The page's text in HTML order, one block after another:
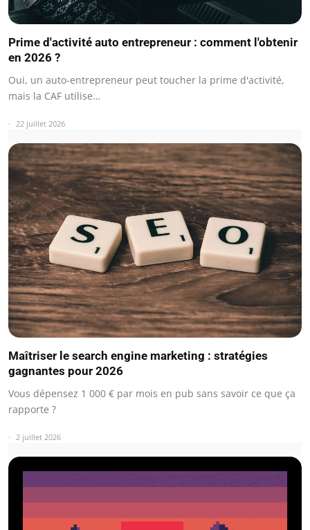
Prime d'activité auto entrepreneur : comment l'obtenir
en 2026 ?
Oui, un auto-entrepreneur peut toucher la prime d'activité,
mais la CAF utilise…
22 juillet 2026
Maîtriser le search engine marketing : stratégies
gagnantes pour 2026
Vous dépensez 1 000 € par mois en pub sans savoir ce que ça
rapporte ?
2 juillet 2026